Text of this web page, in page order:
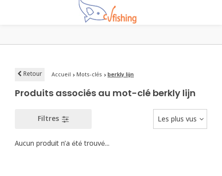
Retour Accueil Mots-clés berkly lijn
Produits associés au mot-clé berkly lijn
Filtres Les plus vus
Aucun produit n'a été trouvé...